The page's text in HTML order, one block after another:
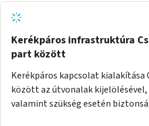
Kerékpáros infrastruktúra
part között
Kerékpáros kapcsolat kialakítása
között az útvonalak
valamint szükség esetén